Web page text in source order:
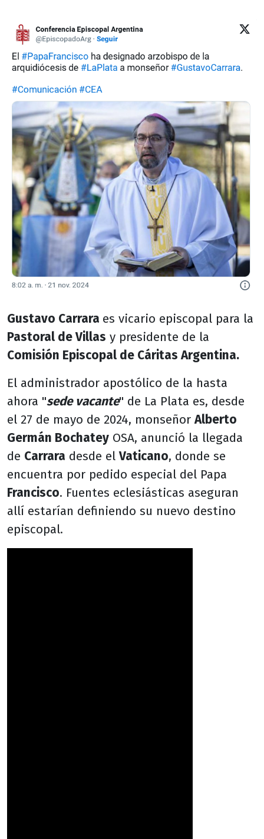
Gustavo Carrara es vicario episcopal para la
Pastoral de Villas y presidente de la
Comisión Episcopal de Cáritas Argentina.
El administrador apostólico de la hasta
ahora "sede vacante" de La Plata es, desde
el 27 de mayo de 2024, monseñorAlberto
Germán Bochatey OSA, anunció la llegada
de Carrara desde elVaticano, donde se
encuentra por pedido especial del Papa
Francisco. Fuentes eclesiásticas aseguran
allí estarían definiendo su nuevo destino
episcopal.